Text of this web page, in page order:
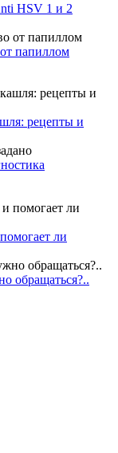
HSV 1 и 2
папиллом
рецепты и
ли
обращаться?..